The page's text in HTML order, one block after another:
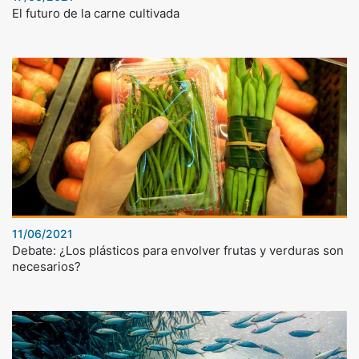
El futuro de la carne cultivada
11/06/2021
Debate: ¿Los plásticos para envolver frutas y verduras son
necesarios?